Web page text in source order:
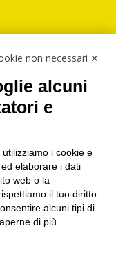
pacchi nelle
Firenze| Genova
non necessari ✕
alcuni
e
i cookie e
elaborare i dati
web o la
il tuo diritto
alcuni tipi di
di più.